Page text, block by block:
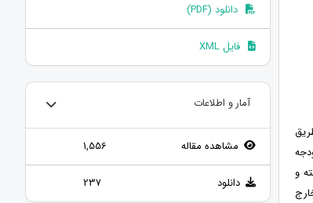
و
دانلود (PDF)
فایل XML
آمار و اطلاعات
مشاهده مقاله 1,556
دانلود 237